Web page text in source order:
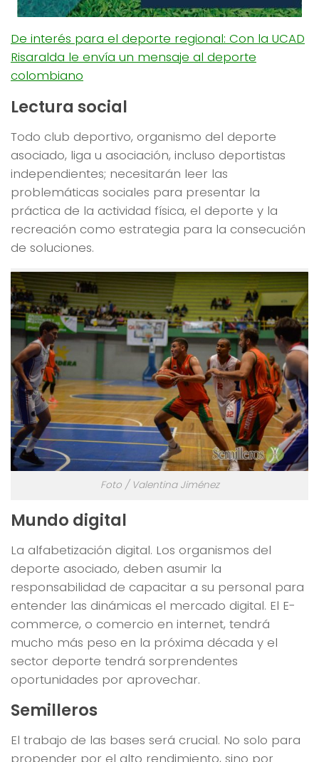
De interés para el deporte regional: Con la UCAD
Risaralda le envía un mensaje al deporte
colombiano
Lectura social
Todo club deportivo, organismo del deporte
asociado, liga u asociación, incluso deportistas
independientes; necesitarán leer las
problemáticas sociales para presentar la
práctica de la actividad física, el deporte y la
recreación como estrategia para la consecución
de soluciones.
Foto / Valentina Jiménez
Mundo digital
La alfabetización digital. Los organismos del
deporte asociado, deben asumir la
responsabilidad de capacitar a su personal para
entender las dinámicas el mercado digital. El E-
commerce, o comercio en internet, tendrá
mucho más peso en la próxima década y el
sector deporte tendrá sorprendentes
oportunidades por aprovechar.
Semilleros
El trabajo de las bases será crucial. No solo para